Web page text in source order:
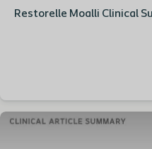
Restorelle Moalli Clinical